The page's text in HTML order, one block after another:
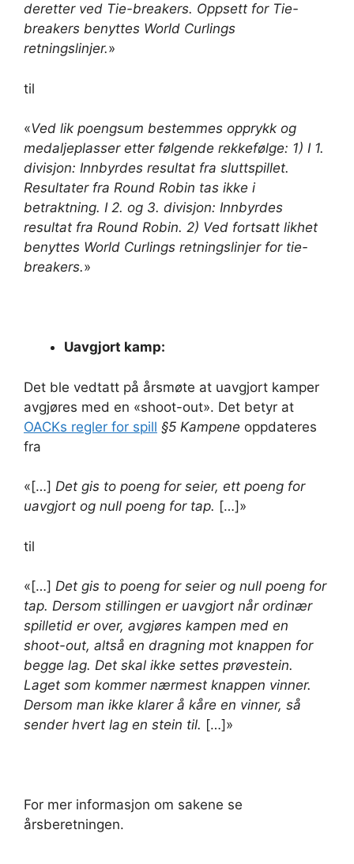
deretter ved Tie-breakers. Oppsett for Tie-
breakers benyttes World Curlings
retningslinjer.»
til
«Ved lik poengsum bestemmes opprykk og
medaljeplasser etter følgende rekkefølge: 1) I 1.
divisjon: Innbyrdes resultat fra sluttspillet.
Resultater fra Round Robin tas ikke i
betraktning. I 2. og 3. divisjon: Innbyrdes
resultat fra Round Robin. 2) Ved fortsatt likhet
benyttes World Curlings retningslinjer for tie-
breakers.»
Uavgjort kamp:
Det ble vedtatt på årsmøte at uavgjort kamper
avgjøres med en «shoot-out». Det betyr at
OACKs regler for spill §5 Kampene oppdateres
fra
«[…] Det gis to poeng for seier, ett poeng for
uavgjort og null poeng for tap. […]»
til
«[…] Det gis to poeng for seier og null poeng for
tap. Dersom stillingen er uavgjort når ordinær
spilletid er over, avgjøres kampen med en
shoot-out, altså en dragning mot knappen for
begge lag. Det skal ikke settes prøvestein.
Laget som kommer nærmest knappen vinner.
Dersom man ikke klarer å kåre en vinner, så
sender hvert lag en stein til. […]»
For mer informasjon om sakene se
årsberetningen.